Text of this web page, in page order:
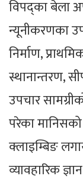
विपद्का बेला
न्यूनीकरणका
निर्माण,
स्थानान्तरण,
उपचार
परेका मानिसको
क्लाइम्बिङ
व्यावहारिक